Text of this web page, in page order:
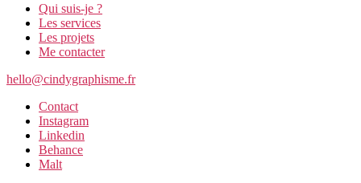
Qui suis-je ?
Les services
Les projets
Me contacter
hello@cindygraphisme.fr
Contact
Instagram
Linkedin
Behance
Malt